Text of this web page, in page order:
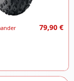
79,90 €